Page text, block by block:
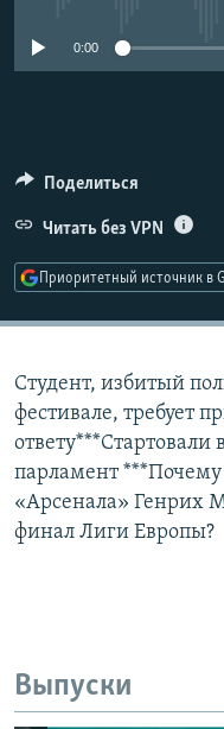
Все сайты РСЕ/РС
0:00
Поделиться
Читать без VPN
Приоритетный источник в
Студент, избитый
фестивале, требует
парламент ***Почему
«Арсенала» Генрих
финал Лиги Европы?
Выпуски